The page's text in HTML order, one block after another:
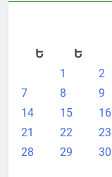
Ե
Ե
1
2
7
8 9
14
15 16
21
22 23
28
29 30